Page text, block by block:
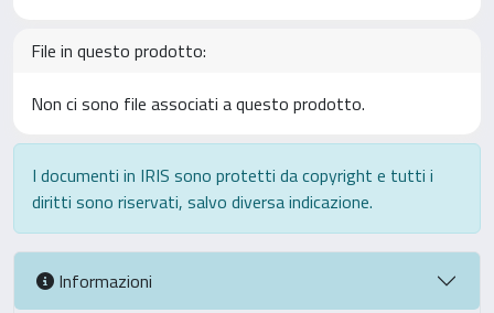
File in questo prodotto:
Non ci sono file associati a questo prodotto.
I documenti in IRIS sono protetti da copyright e tutti i
diritti sono riservati, salvo diversa indicazione.
Informazioni